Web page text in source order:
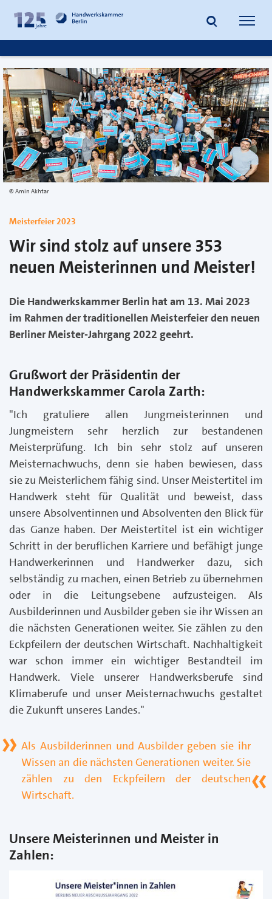
Inhalt
springen
Fußzeile
springen
Suche
Amin Akhtar
Meisterfeier 2023
Wir sind stolz auf unsere 353
neuen Meisterinnen und Meister!
Die Handwerkskammer Berlin hat am 13. Mai 2023
im Rahmen der traditionellen Meisterfeier den neuen
Berliner Meister-Jahrgang 2022 geehrt.
Grußwort der Präsidentin der
Handwerkskammer Carola Zarth:
"Ich gratuliere allen Jungmeisterinnen und
Jungmeistern sehr herzlich zur bestandenen
Meisterprüfung. Ich bin sehr stolz auf unseren
Meisternachwuchs, denn sie haben bewiesen, dass
sie zu Meisterlichem fähig sind. Unser Meistertitel im
Handwerk steht für Qualität und beweist, dass
unsere Absolventinnen und Absolventen den Blick für
das Ganze haben. Der Meistertitel ist ein wichtiger
Schritt in der beruflichen Karriere und befähigt junge
Handwerkerinnen und Handwerker dazu, sich
selbständig zu machen, einen Betrieb zu übernehmen
oder in die Leitungsebene aufzusteigen. Als
Ausbilderinnen und Ausbilder geben sie ihr Wissen an
die nächsten Generationen weiter. Sie zählen zu den
Eckpfeilern der deutschen Wirtschaft. Nachhaltigkeit
war schon immer ein wichtiger Bestandteil im
Handwerk. Viele unserer Handwerksberufe sind
Klimaberufe und unser Meisternachwuchs gestaltet
die Zukunft unseres Landes."
Als Ausbilderinnen und Ausbilder geben sie ihr
Wissen an die nächsten Generationen weiter. Sie
zählen zu den Eckpfeilern der deutschen
Wirtschaft.
Unsere Meisterinnen und Meister in
Zahlen: